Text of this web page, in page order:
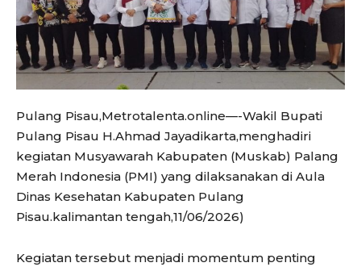
Pulang Pisau,Metrotalenta.online—-Wakil Bupati
Pulang Pisau H.Ahmad Jayadikarta,menghadiri
kegiatan Musyawarah Kabupaten (Muskab) Palang
Merah Indonesia (PMI) yang dilaksanakan di Aula
Dinas Kesehatan Kabupaten Pulang
Pisau.kalimantan tengah,11/06/2026)
Kegiatan tersebut menjadi momentum penting